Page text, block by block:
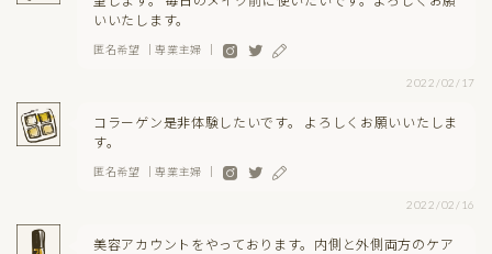
いいたします。
匿名希望 ｜専業主婦 ｜
2022/02/17
コラーゲン是非体験したいです。 よろしくお願いいたしま
す。
匿名希望 ｜専業主婦 ｜
2022/02/16
美容アカウントをやっております。内側と外側両方のケア